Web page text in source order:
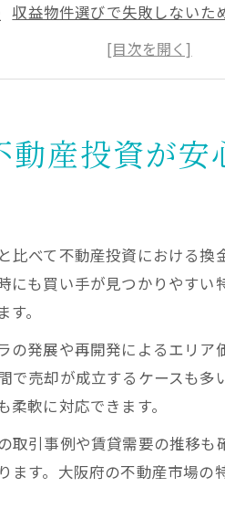
収益物件選びで失敗しないた
不動産投資と大阪府の相性を
収益不動産買取に強い投資の
産投資を成功へ導く換金戦略
換金戦略に強い不動産投資の
一棟売り物件で換金性を高め
不動産投資の出口を見据えた
不動産投資は年収500万でも
少額資金で実現する大阪府の
自己資金を抑えた不動産投資
動産投資が安
べて不動産投資における
も買い手が見つかりやす
。
発展や再開発によるエリ
売却が成立するケースも
軟に対応できます。
引事例や賃貸需要の推移
す。大阪府の不動産市場